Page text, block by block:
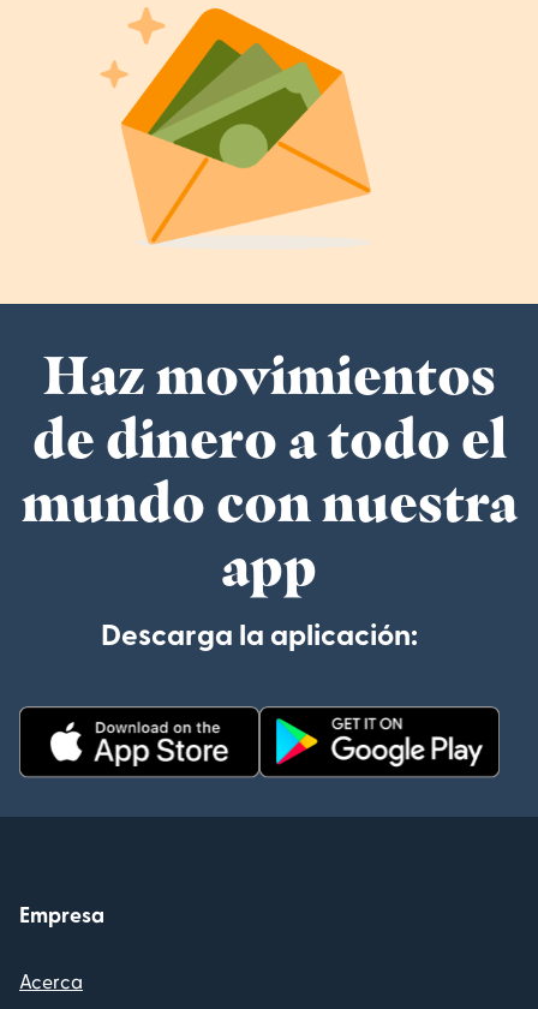
Haz movimientos
de dinero a todo el
mundo con nuestra
app
Descarga la aplicación:
Empresa
Acerca